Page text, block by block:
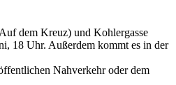
dem Kreuz) und Kohlergasse
18 Uhr. Außerdem kommt es in der
Nahverkehr oder dem